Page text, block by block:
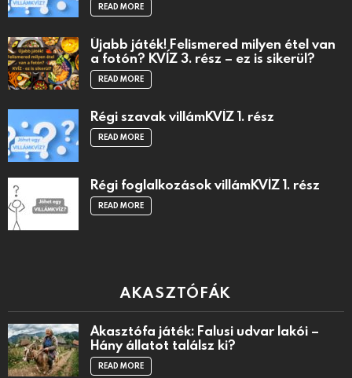
READ MORE
Újabb játék! Felismered milyen étel van
a fotón? KVÍZ 3. rész – ez is sikerül?
READ MORE
Régi szavak villámKVÍZ 1. rész
READ MORE
Régi foglalkozások villámKVÍZ 1. rész
READ MORE
AKASZTÓFÁK
Akasztófa játék: Falusi udvar lakói –
Hány állatot találsz ki?
READ MORE